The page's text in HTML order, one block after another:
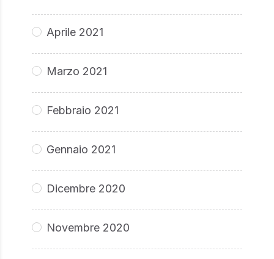
Aprile 2021
Marzo 2021
Febbraio 2021
Gennaio 2021
Dicembre 2020
Novembre 2020